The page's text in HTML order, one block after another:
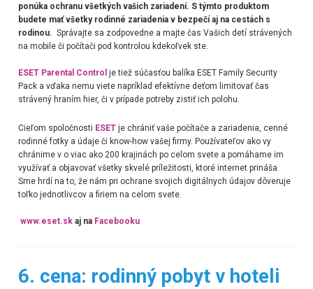
ponúka ochranu všetkých vašich zariadení. S týmto produktom
budete mať všetky rodinné zariadenia v bezpečí aj na cestách s
rodinou. Správajte sa zodpovedne a majte čas Vašich detí strávených
na mobile či počítači pod kontrolou kdekoľvek ste.
ESET Parental Control je tiež súčasťou balíka ESET Family Security
Pack a vďaka nemu viete napríklad efektívne deťom limitovať čas
strávený hraním hier, či v prípade potreby zistiť ich polohu.
Cieľom spoločnosti ESET je chrániť vaše počítače a zariadenia, cenné
rodinné fotky a údaje či know-how vašej firmy. Používateľov ako vy
chránime v o viac ako 200 krajinách po celom svete a pomáhame im
využívať a objavovať všetky skvelé príležitosti, ktoré internet prináša.
Sme hrdí na to, že nám pri ochrane svojich digitálnych údajov dôveruje
toľko jednotlivcov a firiem na celom svete.
www.eset.skaj na Facebooku
6. cena: rodinný pobyt v hoteli